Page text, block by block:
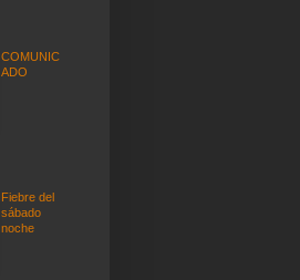
COMUNIC
ADO
Fiebre del
sábado
noche